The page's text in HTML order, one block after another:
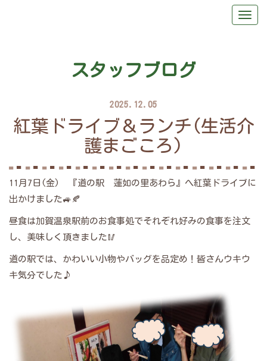
スタッフブログ
2025.12.05
紅葉ドライブ＆ランチ(生活介
護まごころ)
11月7日(金) 『道の駅 蓮如の里あわら』へ紅葉ドライブに
出かけました🚙🍂
昼食は加賀温泉駅前のお食事処でそれぞれ好みの食事を注文
し、美味しく頂きました🥢
道の駅では、かわいい小物やバッグを品定め！皆さんウキウ
キ気分でした♪